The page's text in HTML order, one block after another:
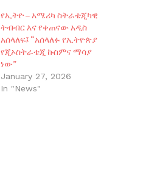
የኢትዮ – አሜሪካ ስትራቴጂካዊ
ትብብር እና የቀጠናው አዲስ
አሰላለፍ፤ “አሰላለፉ የኢትዮጵያ
የጂኦስትራቴጂ ኩስምና ማሳያ
ነው”
January 27, 2026
In "News"